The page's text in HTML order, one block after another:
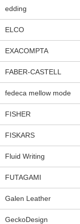
edding
ELCO
EXACOMPTA
FABER-CASTELL
fedeca mellow mode
FISHER
FISKARS
Fluid Writing
FUTAGAMI
Galen Leather
GeckoDesign